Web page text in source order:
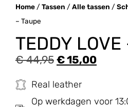
Home / Tassen / Alle tassen /
– Taupe
TEDDY LOVE
€44,95 €15,00
Real leather
Op werkdagen voor